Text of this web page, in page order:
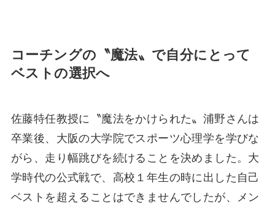
コーチングの〝魔法〟で自分にとって
ベストの選択へ
佐藤特任教授に〝魔法をかけられた〟浦野さんは
卒業後、大阪の大学院でスポーツ心理学を学びな
がら、走り幅跳びを続けることを決めました。大
学時代の公式戦で、高校１年生の時に出した自己
ベストを超えることはできませんでしたが、メン